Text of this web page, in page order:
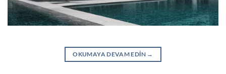
OKUMAYA DEVAM EDIN →